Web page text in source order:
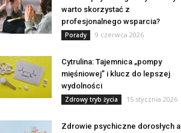
warto skorzystać z
profesjonalnego wsparcia?
Porady 9 czerwca 2026
Cytrulina: Tajemnica „pompy
mięśniowej” i klucz do lepszej
wydolności
Zdrowy tryb życia 15 stycznia 2026
Zdrowie psychiczne dorosłych a